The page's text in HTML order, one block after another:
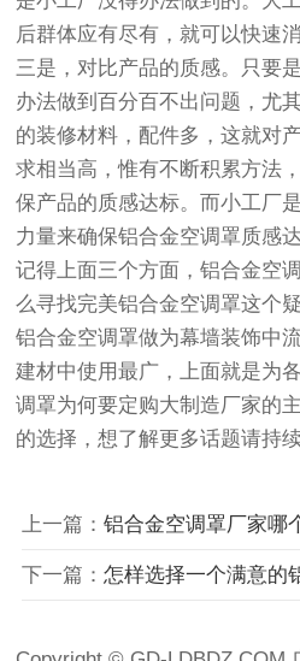
后群体应有尽有，就可以快速
三是，对比产品的质感。只要
办法做到百分百不出问题，尤
的装修材料，配件多，这就对
求相当高，惟有不断积累方法
保产品的质感达标。而小工厂
力量来确保铝合金空调罩质感
记得上面三个方面，铝合金空
么寻找完美铝合金空调罩这个
铝合金空调罩做为幕墙装饰中
建材中使用最广，上面就是为
调罩为何要定购大制造厂家的
的选择，想了解更多话题请持
上一篇： 铝合金空调罩厂家哪个品牌好
下一篇： 怎样选择一个满意的